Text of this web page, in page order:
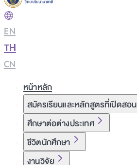
EN
TH
CN
หน้าหลัก
สมัครเรียนและหลักสูตรที่เปิดสอน
ศึกษาต่อต่างประเทศ
ชีวิตนักศึกษา
งานวิจัย